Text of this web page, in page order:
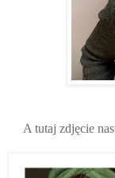
A tutaj zdjęcie